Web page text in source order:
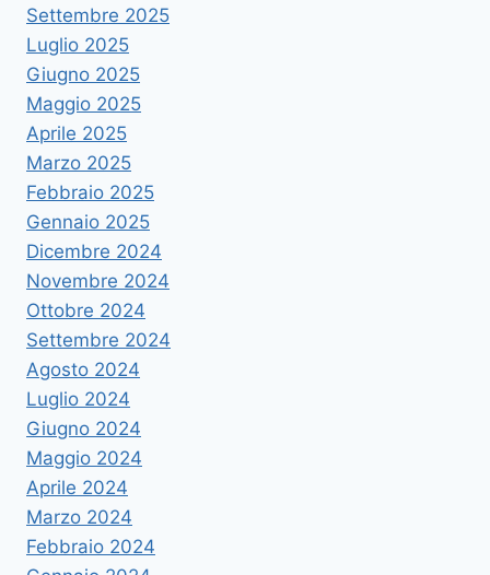
Settembre 2025
Luglio 2025
Giugno 2025
Maggio 2025
Aprile 2025
Marzo 2025
Febbraio 2025
Gennaio 2025
Dicembre 2024
Novembre 2024
Ottobre 2024
Settembre 2024
Agosto 2024
Luglio 2024
Giugno 2024
Maggio 2024
Aprile 2024
Marzo 2024
Febbraio 2024